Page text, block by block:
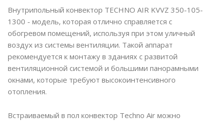
Внутрипольный конвектор TECHNO AIR KVVZ 350-105-
1300 - модель, которая отлично справляется с
обогревом помещений, используя при этом уличный
воздух из системы вентиляции. Такой аппарат
рекомендуется к монтажу в зданиях с развитой
вентиляционной системой и большими панорамными
окнами, которые требуют высокоинтенсивного
отопления.
Встраиваемый в пол конвектор Techno Air можно